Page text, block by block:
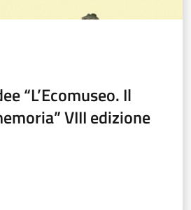
“L’Ecomuseo. Il
VIII edizione